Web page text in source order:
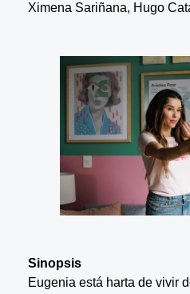
Ximena Sariñana, Hugo
Sinopsis
Eugenia está harta de vivir